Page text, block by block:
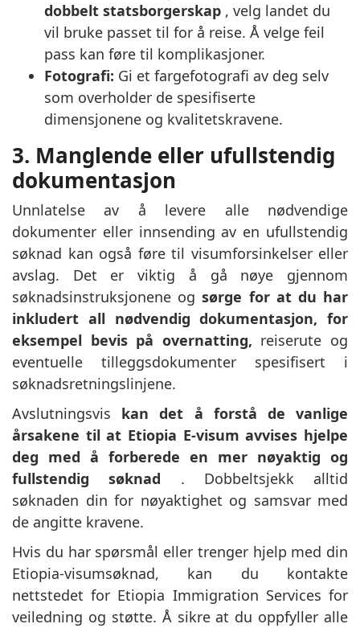
dobbelt statsborgerskap , velg landet du
vil bruke passet til for å reise. Å velge feil
pass kan føre til komplikasjoner.
Fotografi: Gi et fargefotografi av deg selv
som overholder de spesifiserte
dimensjonene og kvalitetskravene.
3. Manglende eller ufullstendig
dokumentasjon
Unnlatelse av å levere alle nødvendige
dokumenter eller innsending av en ufullstendig
søknad kan også føre til visumforsinkelser eller
avslag. Det er viktig å gå nøye gjennom
søknadsinstruksjonene ogsørge for at du har
inkludert all nødvendig dokumentasjon, for
eksempel bevis på overnatting, reiserute og
eventuelle tilleggsdokumenter spesifisert i
søknadsretningslinjene.
Avslutningsvis kan det å forstå de vanlige
årsakene til at Etiopia E-visum avvises hjelpe
deg med å forberede en mer nøyaktig og
fullstendig søknad . Dobbeltsjekk alltid
søknaden din for nøyaktighet og samsvar med
de angitte kravene.
Hvis du har spørsmål eller trenger hjelp med din
Etiopia-visumsøknad, kan du kontakte
nettstedet for Etiopia Immigration Services for
veiledning og støtte. Å sikre at du oppfyller alle